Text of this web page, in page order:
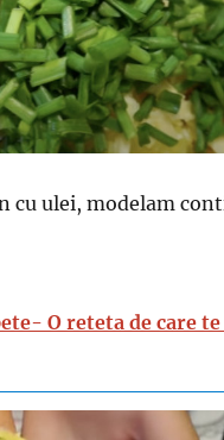
cu ulei, modelam
O reteta de care te